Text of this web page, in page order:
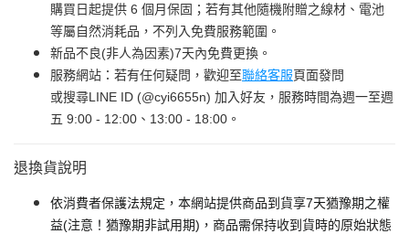
購買日起提供 6 個月保固；若有其他隨機附贈之線材、電池
等屬自然消耗品，不列入免費服務範圍。
新品不良(非人為因素)7天內免費更換。
服務網站：若有任何疑問，歡迎至聯絡客服頁面發問
或搜尋LINE ID (@cyi6655n) 加入好友，服務時間為週一至週
五 9:00 - 12:00、13:00 - 18:00。
退換貨說明
依消費者保護法規定，本網站提供商品到貨享7天猶豫期之權
益(注意！猶豫期非試用期)，商品需保持收到貨時的原始狀態